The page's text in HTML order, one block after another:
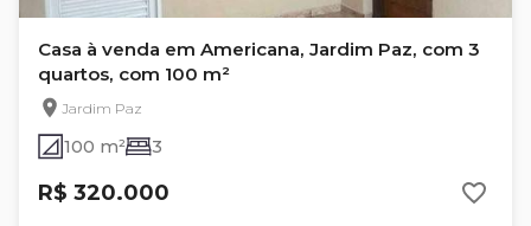
Casa à venda em Americana, Jardim Paz, com 3
quartos, com 100 m²
Jardim Paz
100 m² 3
R$ 320.000